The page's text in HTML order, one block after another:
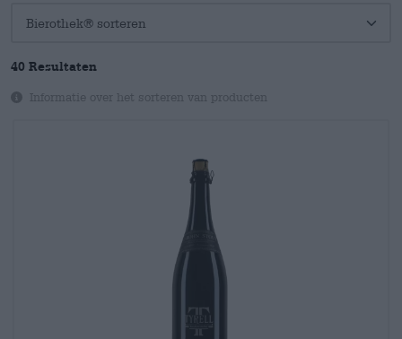
40 Resultaten
Informatie over het sorteren van producten